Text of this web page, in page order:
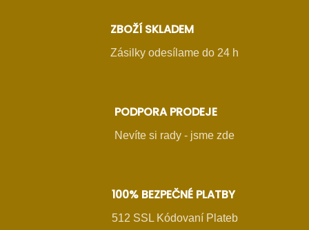
ZBOŽÍ SKLADEM
Zásilky odesílame do 24 h
PODPORA PRODEJE
Nevíte si rady - jsme zde
100% BEZPEČNÉ PLATBY
512 SSL Kódovaní Plateb